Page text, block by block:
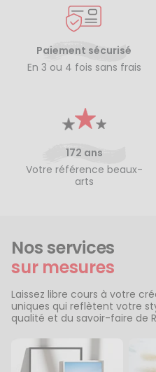
Paiement sécurisé
En 3 ou 4 fois sans frais
172 ans
Votre référence beaux-
arts
Nos services
sur mesures
Laissez libre cours à votre
uniques qui reflètent votre
qualité et du savoir-faire de